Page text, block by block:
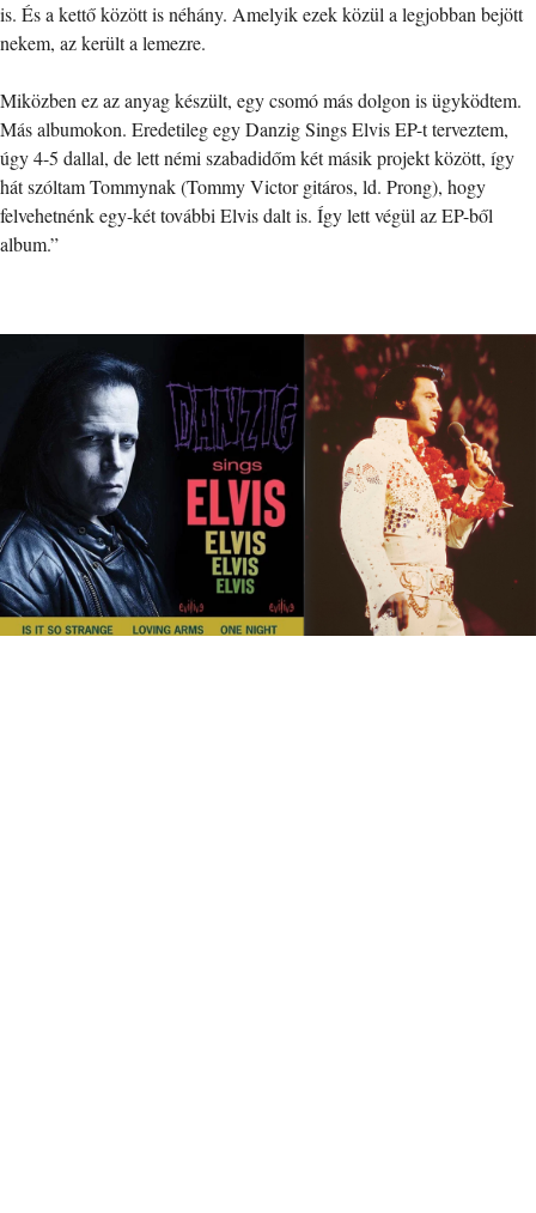
is. És a kettő között is néhány. Amelyik ezek közül a legjobban bejött
nekem, az került a lemezre.
Miközben ez az anyag készült, egy csomó más dolgon is ügyködtem.
Más albumokon. Eredetileg egy Danzig Sings Elvis EP-t terveztem,
úgy 4-5 dallal, de lett némi szabadidőm két másik projekt között, így
hát szóltam Tommynak (Tommy Victor gitáros, ld. Prong), hogy
felvehetnénk egy-két további Elvis dalt is. Így lett végül az EP-ből
album.”